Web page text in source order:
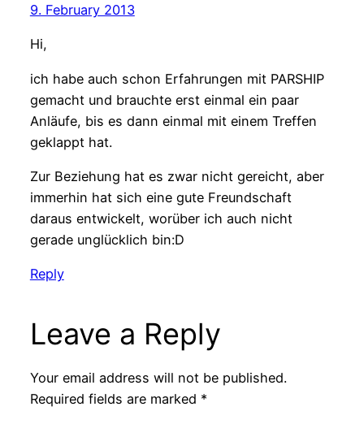
9. February 2013
Hi,
ich habe auch schon Erfahrungen mit PARSHIP
gemacht und brauchte erst einmal ein paar
Anläufe, bis es dann einmal mit einem Treffen
geklappt hat.
Zur Beziehung hat es zwar nicht gereicht, aber
immerhin hat sich eine gute Freundschaft
daraus entwickelt, worüber ich auch nicht
gerade unglücklich bin:D
Reply
Leave a Reply
Your email address will not be published.
Required fields are marked *